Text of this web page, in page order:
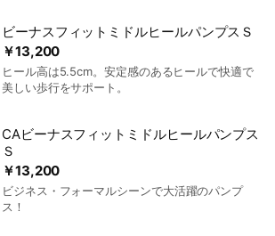
￥13,200
ビーナスフィットミドルヒールパンプスＳ
ヒール高は5.5cm。安定感のあるヒールで快適で
美しい歩行をサポート。
￥13,200
CAビーナスフィットミドルヒールパンプス
Ｓ
ビジネス・フォーマルシーンで大活躍のパンプ
ス！